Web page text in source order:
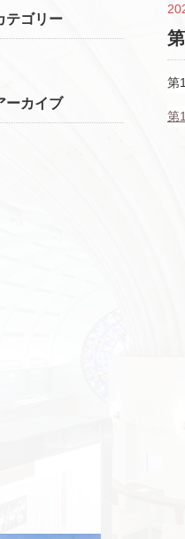
第
第
テゴリー
ーカイブ